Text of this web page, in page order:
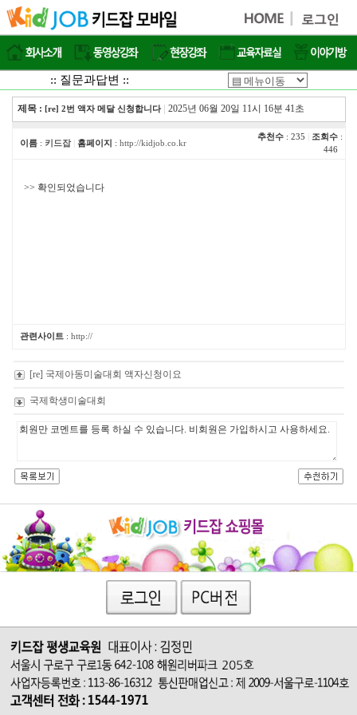
:: 질문과답변 ::
제목 : [re] 2번 액자 메달 신청합니다 2025년 06월 20일 11시 16분 41초
이름: 키드잡 홈페이지 : http://kidjob.co.kr
추천수: 235 조회수:
446
>> 확인되었습니다
관련사이트 : http://
[re] 국제아동미술대회 액자신청이요
국제학생미술대회